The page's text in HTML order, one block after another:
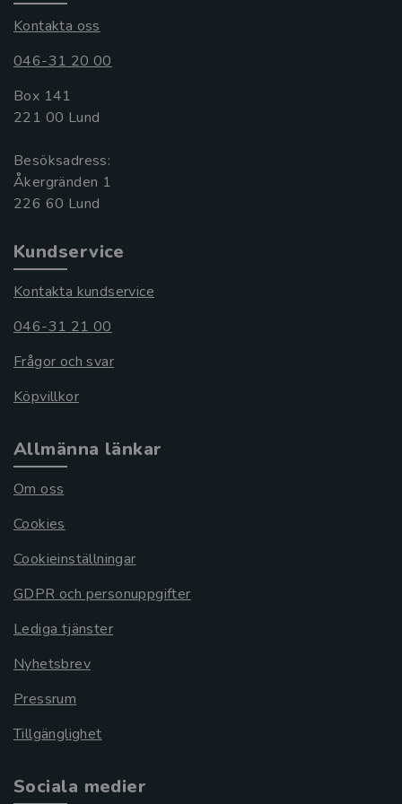
Kontakta oss
046-31 20 00
Box 141
221 00 Lund
Besöksadress:
Åkergränden 1
Kundservice
Kontakta kundservice
046-31 21 00
Frågor och svar
Köpvillkor
Allmänna länkar
Om oss
Cookies
Cookieinställningar
GDPR och personuppgifter
Lediga tjänster
Nyhetsbrev
Pressrum
Tillgänglighet
Sociala medier